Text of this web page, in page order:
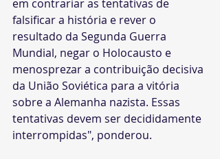
em contrariar as tentativas de
falsificar a história e rever o
resultado da Segunda Guerra
Mundial, negar o Holocausto e
menosprezar a contribuição decisiva
da União Soviética para a vitória
sobre a Alemanha nazista. Essas
tentativas devem ser decididamente
interrompidas", ponderou.